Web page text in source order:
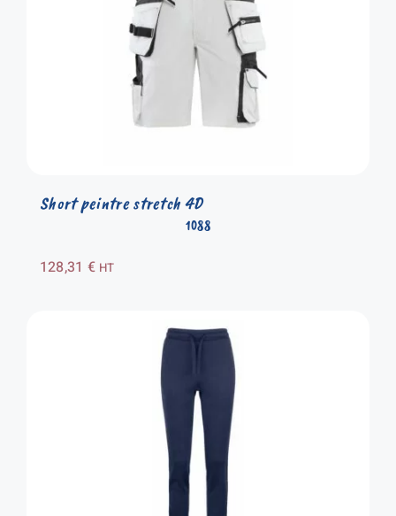
1088
Short peintre stretch 4D
128,31 € HT